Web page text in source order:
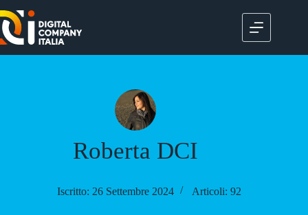
al
contenuto
Roberta DCI
Iscritto: 26 Settembre 2024 Articoli: 92